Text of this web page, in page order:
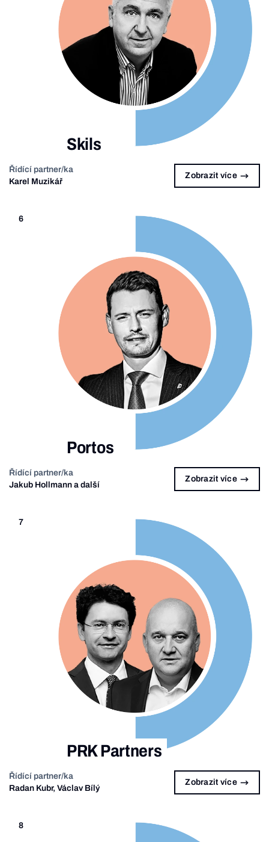
Skils
Řídící partner/ka
Karel Muzikář
Zobrazit více
6
Portos
Řídící partner/ka
Jakub Hollmann a další
Zobrazit více
7
PRK Partners
Řídící partner/ka
Radan Kubr, Václav Bílý
Zobrazit více
8